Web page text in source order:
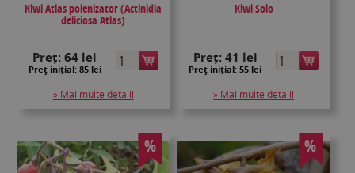
Kiwi Atlas polenizator (Actinidia
deliciosa Atlas)
Preț:64 lei
Preţ inițial: 85 lei
» Mai multe detalii
Kiwi Solo
Preț: 41 lei
Preţ inițial: 55 lei
» Mai multe detalii
% %